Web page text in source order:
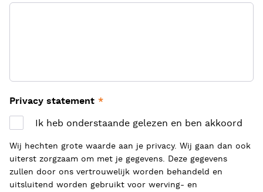
Privacy statement *
Ik heb onderstaande gelezen en ben akkoord
Wij hechten grote waarde aan je privacy. Wij gaan dan ook
uiterst zorgzaam om met je gegevens. Deze gegevens
zullen door ons vertrouwelijk worden behandeld en
uitsluitend worden gebruikt voor werving- en